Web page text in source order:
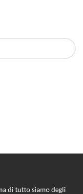
di tutto siamo degli